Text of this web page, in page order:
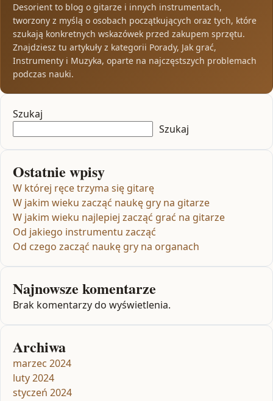
Desorient to blog o gitarze i innych instrumentach,
tworzony z myślą o osobach początkujących oraz tych, które
szukają konkretnych wskazówek przed zakupem sprzętu.
Znajdziesz tu artykuły z kategorii Porady, Jak grać,
Instrumenty i Muzyka, oparte na najczęstszych problemach
podczas nauki.
Szukaj
Szukaj
Ostatnie wpisy
W której ręce trzyma się gitarę
W jakim wieku zacząć naukę gry na gitarze
W jakim wieku najlepiej zacząć grać na gitarze
Od jakiego instrumentu zacząć
Od czego zacząć naukę gry na organach
Najnowsze komentarze
Brak komentarzy do wyświetlenia.
Archiwa
marzec 2024
luty 2024
styczeń 2024